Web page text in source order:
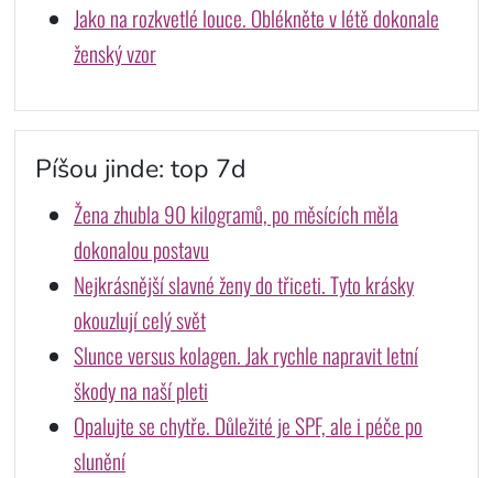
Jako na rozkvetlé louce. Oblékněte v létě dokonale
ženský vzor
Píšou jinde: top 7d
Žena zhubla 90 kilogramů, po měsících měla
dokonalou postavu
Nejkrásnější slavné ženy do třiceti. Tyto krásky
okouzlují celý svět
Slunce versus kolagen. Jak rychle napravit letní
škody na naší pleti
Opalujte se chytře. Důležité je SPF, ale i péče po
slunění